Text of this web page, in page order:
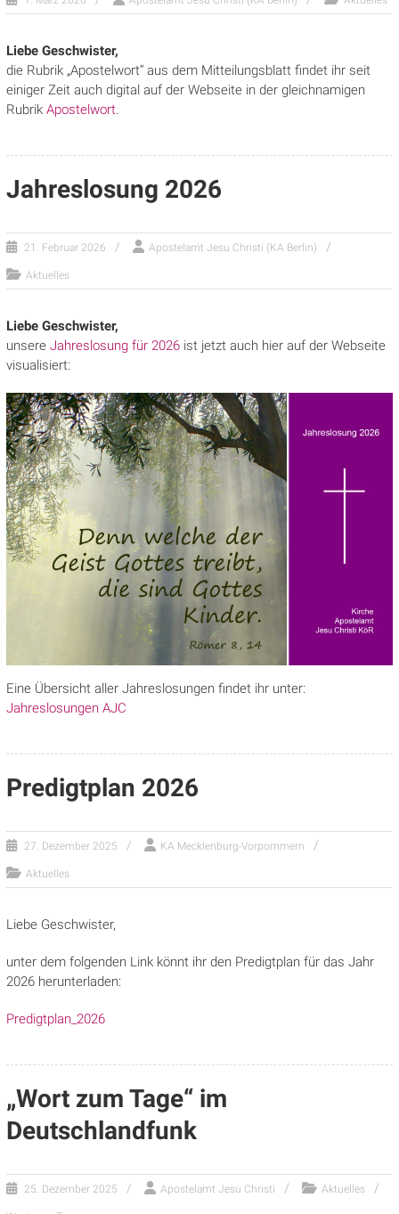
Liebe Geschwister,
die Rubrik „Apostelwort“ aus dem Mitteilungsblatt findet ihr seit
einiger Zeit auch digital auf der Webseite in der gleichnamigen
Rubrik Apostelwort.
Jahreslosung 2026
21. Februar 2026 Apostelamt Jesu Christi (KA Berlin)
Aktuelles
Liebe Geschwister,
unsere Jahreslosung für 2026ist jetzt auch hier auf der Webseite
visualisiert:
Eine Übersicht aller Jahreslosungen findet ihr unter:
Jahreslosungen AJC
Predigtplan 2026
27. Dezember 2025 KA Mecklenburg-Vorpommern
Aktuelles
Liebe Geschwister,
unter dem folgenden Link könnt ihr den Predigtplan für das Jahr
2026 herunterladen:
Predigtplan_2026
„Wort zum Tage“ im
Deutschlandfunk
25. Dezember 2025 Apostelamt Jesu Christi Aktuelles